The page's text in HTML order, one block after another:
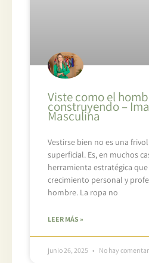
Viste como el
construyendo –
Masculina
Vestirse bien no es una
superficial. Es, en muchos
herramienta estratégica
crecimiento personal y
hombre. La ropa no
LEER MÁS »
junio 26, 2025 No hay